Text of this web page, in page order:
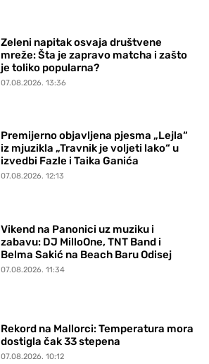
Zeleni napitak osvaja društvene
mreže: Šta je zapravo matcha i zašto
je toliko popularna?
07.08.2026. 13:36
Premijerno objavljena pjesma „Lejla“
iz mjuzikla „Travnik je voljeti lako“ u
izvedbi Fazle i Taika Ganića
07.08.2026. 12:13
Vikend na Panonici uz muziku i
zabavu: DJ MilloOne, TNT Band i
Belma Sakić na Beach Baru Odisej
07.08.2026. 11:34
Rekord na Mallorci: Temperatura mora
dostigla čak 33 stepena
07.08.2026. 10:12